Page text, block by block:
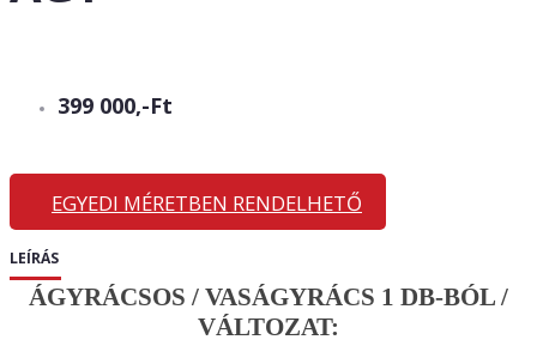
399 000,-Ft
EGYEDI MÉRETBEN RENDELHETŐ
LEÍRÁS
ÁGYRÁCSOS / VASÁGYRÁCS 1 DB-BÓL /
VÁLTOZAT: